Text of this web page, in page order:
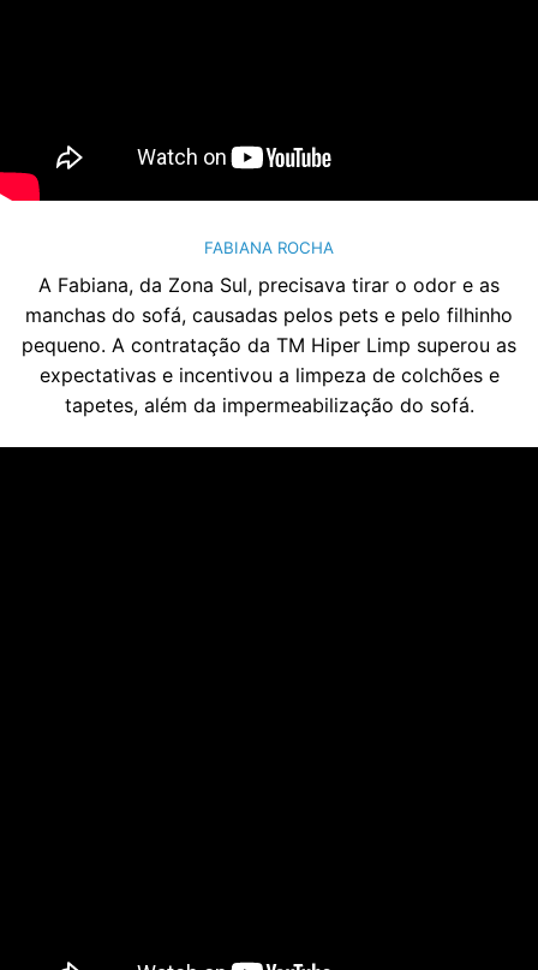
FABIANA ROCHA
A Fabiana, da Zona Sul, precisava tirar o odor e as
manchas do sofá, causadas pelos pets e pelo filhinho
pequeno. A contratação da TM Hiper Limp superou as
expectativas e incentivou a limpeza de colchões e
tapetes, além da impermeabilização do sofá.